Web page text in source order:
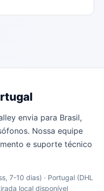
envia para Brasil,
Nossa equipe
e suporte técnico
7-10 dias) · Portugal (DHL
local disponível